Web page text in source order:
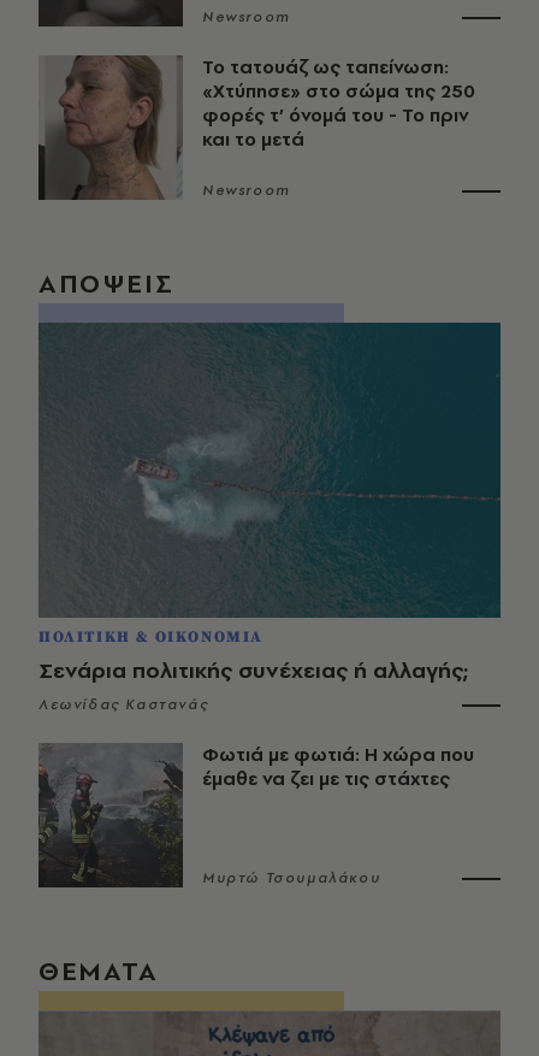
Newsroom
Το τατουάζ ως ταπείνωση:
«Χτύπησε» στο σώμα της 250
φορές τ’ όνομά του - Το πριν
και το μετά
Newsroom
ΑΠΟΨΕΙΣ
ΠΟΛΙΤΙΚΗ & ΟΙΚΟΝΟΜΙΑ
Σενάρια πολιτικής συνέχειας ή αλλαγής;
Λεωνίδας Καστανάς
Φωτιά με φωτιά: Η χώρα που
έμαθε να ζει με τις στάχτες
Μυρτώ Τσουμαλάκου
ΘΕΜΑΤΑ